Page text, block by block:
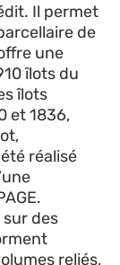
Il permet
de
une
îlots du
îlots
et 1836,
réalisé
sur des
reliés,